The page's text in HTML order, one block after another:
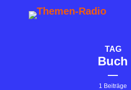
TAG
Buch
1 Beiträge